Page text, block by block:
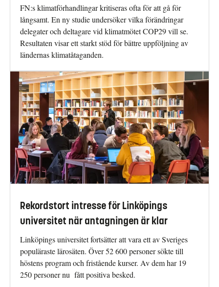
FN:s klimatförhandlingar kritiseras ofta för att gå för
långsamt. En ny studie undersöker vilka förändringar
delegater och deltagare vid klimatmötet COP29 vill se.
Resultaten visar ett starkt stöd för bättre uppföljning av
ländernas klimatåtaganden.
Rekordstort intresse för Linköpings
universitet när antagningen är klar
Linköpings universitet fortsätter att vara ett av Sveriges
populäraste lärosäten. Över 52 600 personer sökte till
höstens program och fristående kurser. Av dem har 19
250 personer nu fått positiva besked.